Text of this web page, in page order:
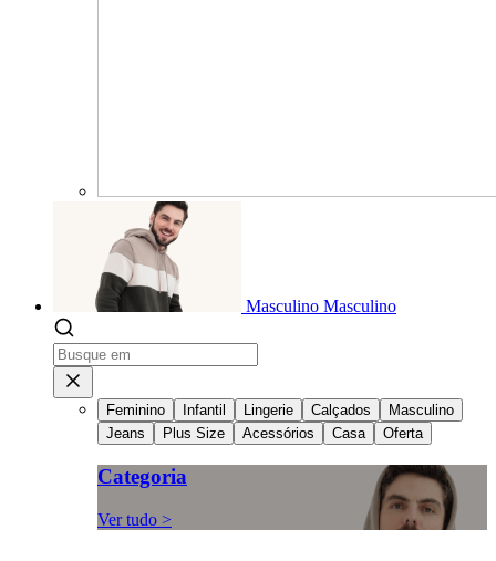
Masculino Masculino
Feminino Infantil Lingerie Calçados
Masculino
Jeans
Plus Size Acessórios Casa Oferta
Categoria
Ver tudo >